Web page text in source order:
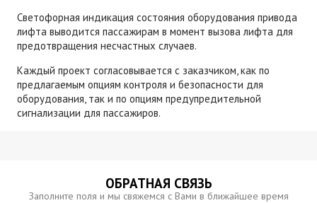
Cветофорная индикация состояния оборудования привода
лифта выводится пассажирам в момент вызова лифта для
предотвращения несчастных случаев.
Каждый проект согласовывается с заказчиком, как по
предлагаемым опциям контроля и безопасности для
оборудования, так и по опциям предупредительной
сигнализации для пассажиров.
ОБРАТНАЯ СВЯЗЬ
Заполните поля и мы свяжемся с Вами в ближайшее время